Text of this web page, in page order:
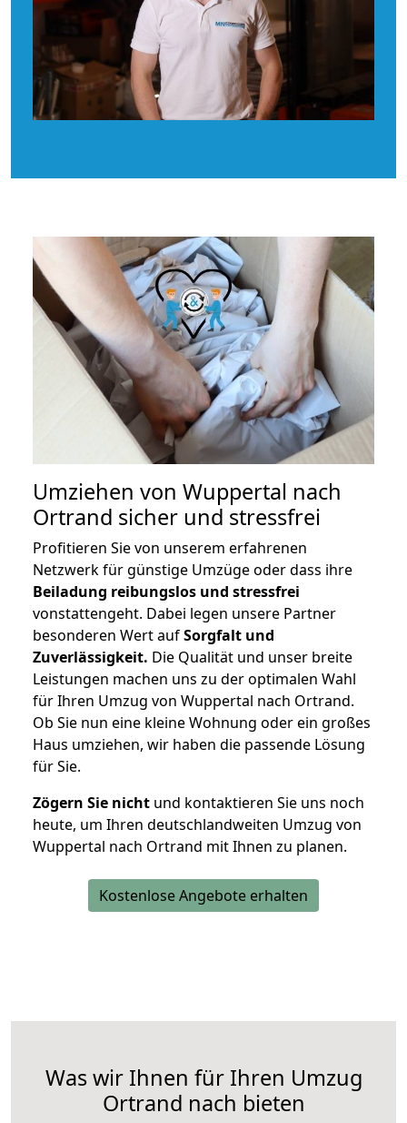
Umziehen von Wuppertal nach
Ortrand sicher und stressfrei
Profitieren Sie von unserem erfahrenen
Netzwerk für günstige Umzüge oder dass ihre
Beiladung reibungslos und stressfrei
vonstattengeht. Dabei legen unsere Partner
besonderen Wert aufSorgfalt und
Zuverlässigkeit. Die Qualität und unser breite
Leistungen machen uns zu der optimalen Wahl
für Ihren Umzug von Wuppertal nach Ortrand.
Ob Sie nun eine kleine Wohnung oder ein großes
Haus umziehen, wir haben die passende Lösung
für Sie.
Zögern Sie nicht und kontaktieren Sie uns noch
heute, um Ihren deutschlandweiten Umzug von
Wuppertal nach Ortrand mit Ihnen zu planen.
Kostenlose Angebote erhalten
Was wir Ihnen für Ihren Umzug
Ortrand nach bieten